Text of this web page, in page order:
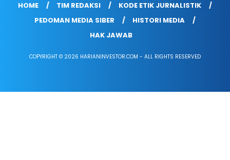
HOME TIM REDAKSI
KODE ETIK JURNALISTIK
PEDOMAN MEDIA SIBER
HISTORI MEDIA
HAK JAWAB
COPYRIGHT © 2026 HARIANINVESTOR.COM - ALL RIGHTS RESERVED